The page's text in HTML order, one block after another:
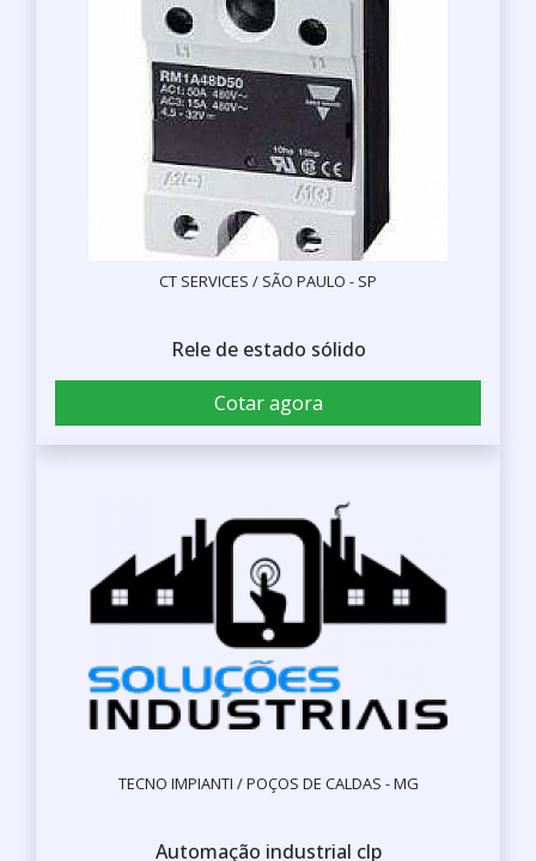
CT SERVICES / SÃO PAULO - SP
Rele de estado sólido
Cotar agora
TECNO IMPIANTI / POÇOS DE CALDAS - MG
Automação industrial clp